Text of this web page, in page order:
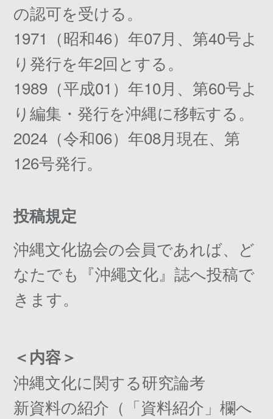
の認可を受ける。
1971（昭和46）年07月、第40号よ
り発行を年2回とする。
1989（平成01）年10月、第60号よ
り編集・発行を沖縄に移転する。
2024（令和06）年08月現在、第
126号発行。
投稿規定
沖縄文化協会の会員であれば、ど
なたでも『沖繩文化』誌へ投稿で
きます。
＜内容＞
沖縄文化に関する研究論考
新資料の紹介（「資料紹介」欄へ